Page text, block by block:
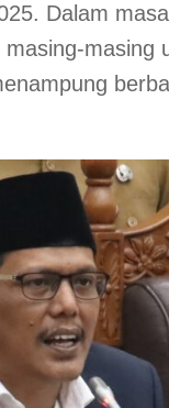
Dalam
masing